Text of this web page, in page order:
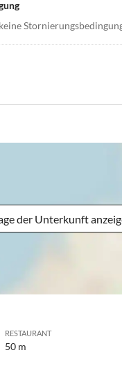
der Unterkunft
RESTAURANT
50 m